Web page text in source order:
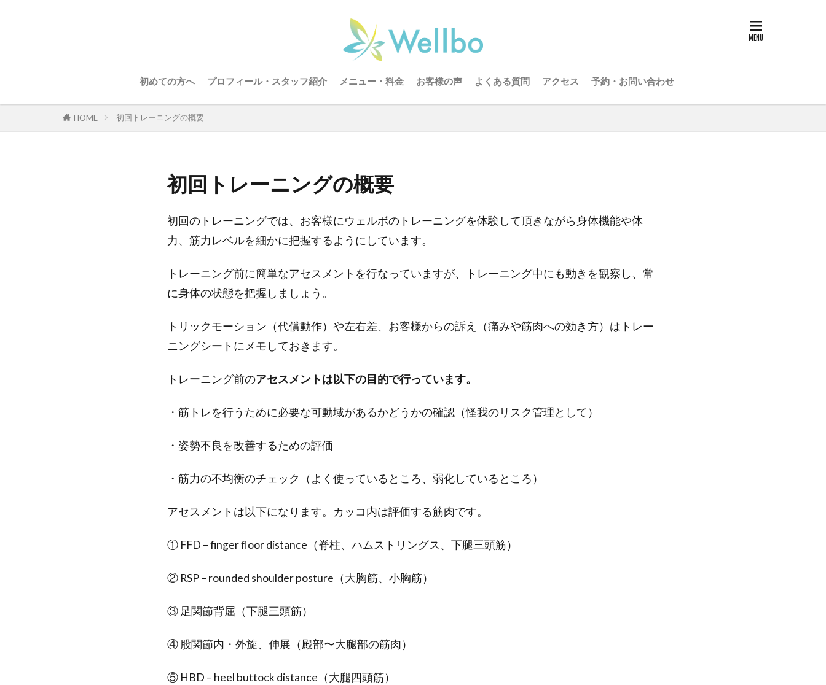
初めての方へ プロフィール・スタッフ紹介 メニュー・料金 お客様の声 よくある質問 アクセス 予約・お問い合わせ
HOME 初回トレーニングの概要
初回トレーニングの概要
初回のトレーニングでは、お客様にウェルボのトレーニングを体験して頂きながら身体機能や体
力、筋力レベルを細かに把握するようにしています。
トレーニング前に簡単なアセスメントを行なっていますが、トレーニング中にも動きを観察し、常
に身体の状態を把握しましょう。
トリックモーション（代償動作）や左右差、お客様からの訴え（痛みや筋肉への効き方）はトレー
ニングシートにメモしておきます。
トレーニング前のアセスメントは以下の目的で行っています。
・筋トレを行うために必要な可動域があるかどうかの確認（怪我のリスク管理として）
・姿勢不良を改善するための評価
・筋力の不均衡のチェック（よく使っているところ、弱化しているところ）
アセスメントは以下になります。カッコ内は評価する筋肉です。
① FFD – finger floor distance（脊柱、ハムストリングス、下腿三頭筋）
② RSP – rounded shoulder posture（大胸筋、小胸筋）
③ 足関節背屈（下腿三頭筋）
④ 股関節内・外旋、伸展（殿部〜大腿部の筋肉）
⑤ HBD – heel buttock distance（大腿四頭筋）